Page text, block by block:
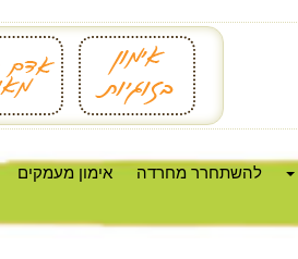
להשתחרר מחרדה אימון מעמקים